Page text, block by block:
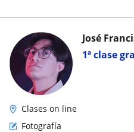
1ª clase
José
Clases on line
Fotografía